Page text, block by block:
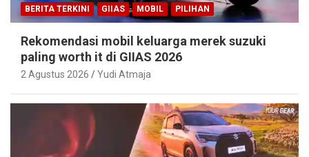
BERITA TERKINI GIIAS MOBIL PILIHAN
Rekomendasi mobil keluarga merek suzuki
paling worth it di GIIAS 2026
2 Agustus 2026 Yudi Atmaja